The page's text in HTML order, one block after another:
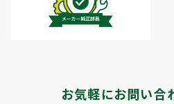
お気軽にお問い合